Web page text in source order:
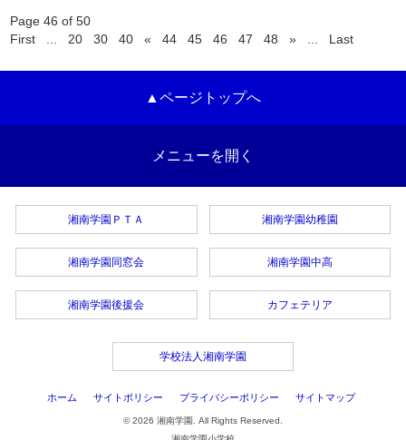
Page 46 of 50
First
20 30 40 « 44 45 46 47 48 » Last
▲ページトップへ
メニューを開く
湘南学園ＰＴＡ
湘南学園同窓会
湘南学園後援会
湘南学園幼稚園
湘南学園中高
カフェテリア
学校法人湘南学園
ホーム サイトポリシー プライバシーポリシー サイトマップ
© 2026 湘南学園. All Rights Reserved.